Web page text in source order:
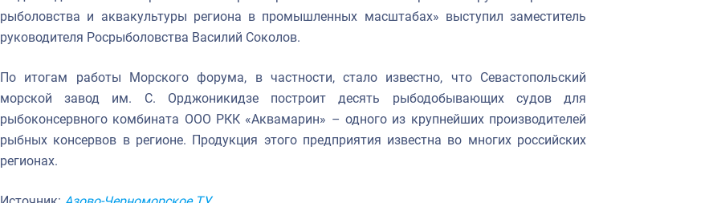
рыболовства и аквакультуры региона в промышленных масштабах» выступил заместитель
руководителя Росрыболовства Василий Соколов.
По итогам работы Морского форума, в частности, стало известно, что Севастопольский
морской завод им. С. Орджоникидзе построит десять рыбодобывающих судов для
рыбоконсервного комбината ООО РКК «Аквамарин» – одного из крупнейших производителей
рыбных консервов в регионе. Продукция этого предприятия известна во многих российских
регионах.